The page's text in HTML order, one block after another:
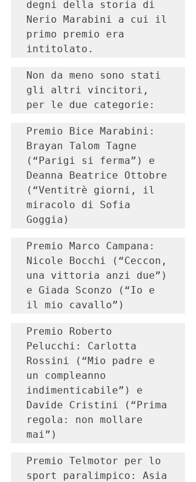
degni della storia di
Nerio Marabini a cui il
primo premio era
intitolato.
Non da meno sono stati
gli altri vincitori,
per le due categorie:
Premio Bice Marabini:
Brayan Talom Tagne
(“Parigi si ferma”) e
Deanna Beatrice Ottobre
(“Ventitrè giorni, il
miracolo di Sofia
Goggia)
Premio Marco Campana:
Nicole Bocchi (“Ceccon,
una vittoria anzi due”)
e Giada Sconzo (“Io e
il mio cavallo”)
Premio Roberto
Pelucchi: Carlotta
Rossini (“Mio padre e
un compleanno
indimenticabile”) e
Davide Cristini (“Prima
regola: non mollare
mai”)
Premio Telmotor per lo
sport paralimpico: Asia